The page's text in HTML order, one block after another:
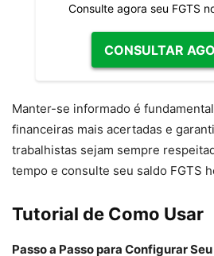
Consulte agora seu FGTS
CONSULTAR
Manter-se informado é
financeiras mais acertadas e
trabalhistas sejam sempre
tempo e consulte seu saldo FGTS
Tutorial de Como Usar
Passo a Passo para Configurar